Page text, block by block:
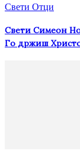
Свети Отци
Свети Симеон
Го држиш